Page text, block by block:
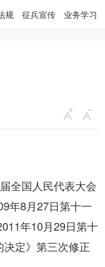
规 征兵宣传 业务学习
全国人民代表大会
年8月27日第十一
年10月29日第十
定》第三次修正